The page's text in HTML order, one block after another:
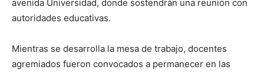
avenida Universidad, donde sostendrán una reunión con
autoridades educativas.
Mientras se desarrolla la mesa de trabajo, docentes
agremiados fueron convocados a permanecer en las